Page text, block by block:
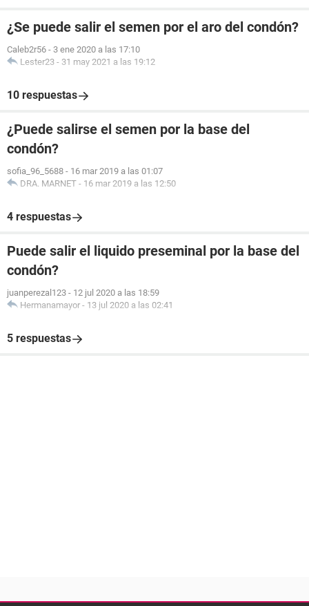
¿Se puede salir el semen por el aro del condón?
Caleb2r56 - 3 ene 2020 a las 17:10
Lester23 - 31 may 2021 a las 19:12
10 respuestas
¿Puede salirse el semen por la base del
condón?
sofia_96_5688 - 16 mar 2019 a las 01:07
DRA. MARNET - 16 mar 2019 a las 12:50
4 respuestas
Puede salir el liquido preseminal por la base del
condón?
juanperezal123 - 12 jul 2020 a las 18:59
Hermanamayor - 13 jul 2020 a las 02:41
5 respuestas